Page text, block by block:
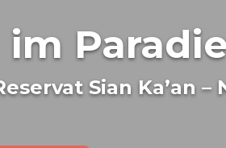
Sian Ka’an